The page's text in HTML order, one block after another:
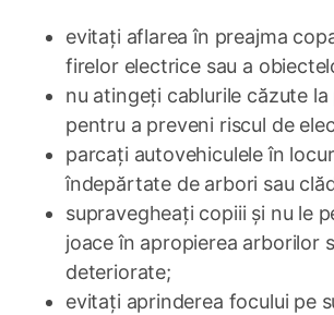
evitați aflarea în preajma
firelor electrice sau a
nu atingeți cablurile căzute la
pentru a preveni riscul de
parcați autovehiculele în
îndepărtate de arbori sau
supravegheați copiii și nu le
joace în apropierea arborilor
deteriorate;
evitați aprinderea focului pe